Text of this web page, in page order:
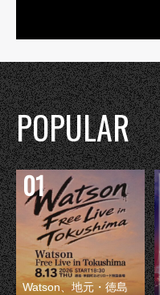
POPULAR
Watson、地元・徳島